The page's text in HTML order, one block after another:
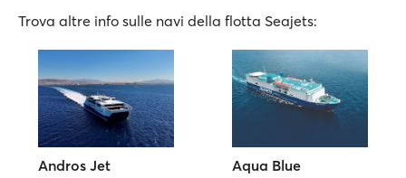
Trova altre info sulle navi della flotta Seajets:
Andros Jet Aqua Blue